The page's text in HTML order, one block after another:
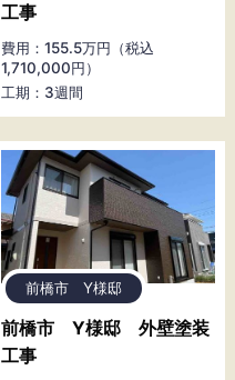
工事
費用：155.5万円（税込
1,710,000円）
工期：3週間
前橋市 Y様邸
前橋市 Y様邸 外壁塗装
工事